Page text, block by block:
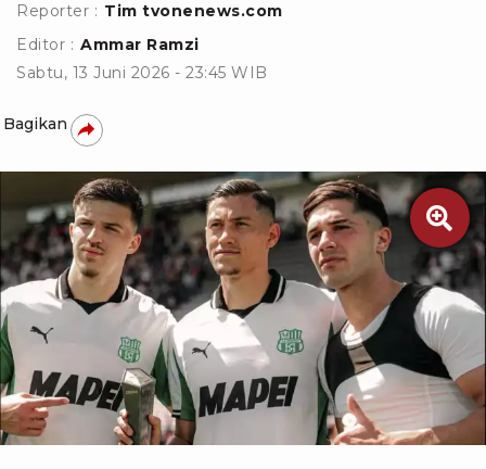
Reporter : Tim tvonenews.com
Editor : Ammar Ramzi
Sabtu, 13 Juni 2026 - 23:45 WIB
Bagikan

Instagram @jayidzes